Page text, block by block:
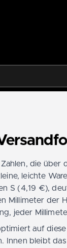
die
leichte
S (4,19 €),
Millimeter der
jeder
auf
Innen bleibt